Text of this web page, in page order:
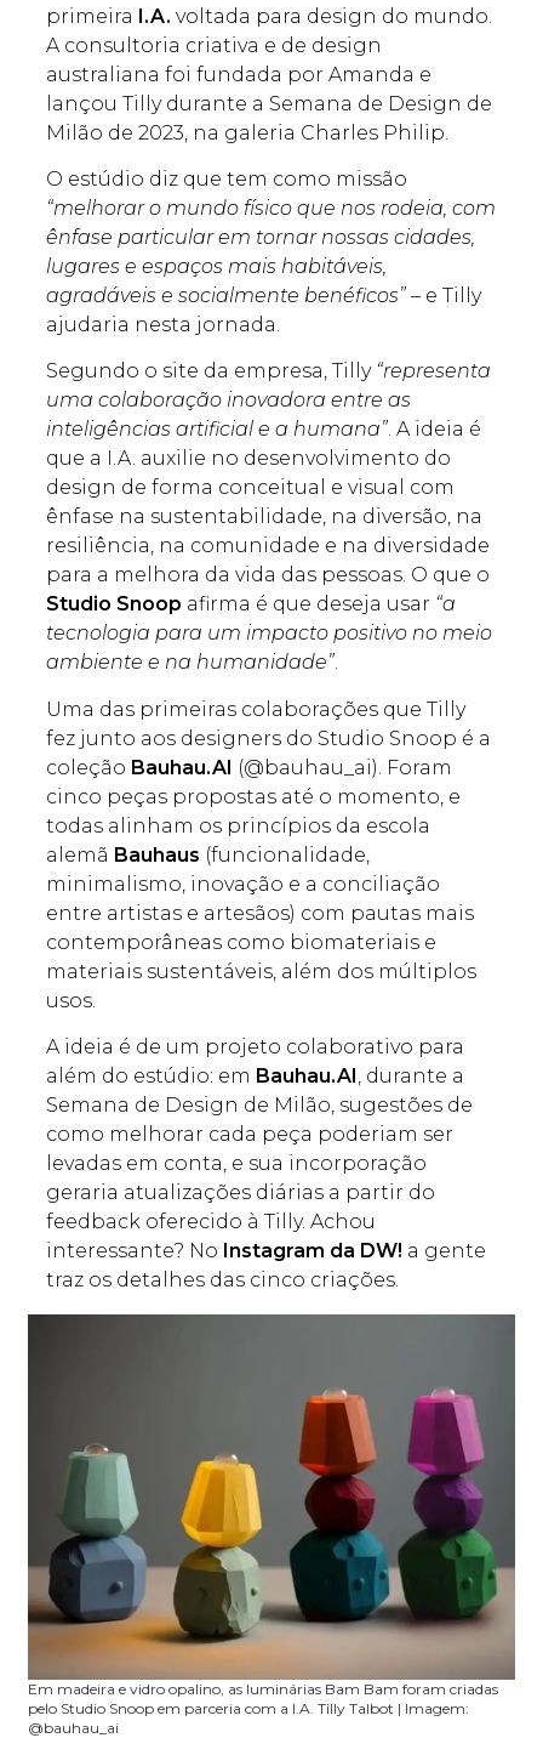
primeira I.A. voltada para design do mundo.
A consultoria criativa e de design
australiana foi fundada por Amanda e
lançou Tilly durante a Semana de Design de
Milão de 2023, na galeria Charles Philip.
O estúdio diz que tem como missão
“melhorar o mundo físico que nos rodeia, com
ênfase particular em tornar nossas cidades,
lugares e espaços mais habitáveis,
agradáveis e socialmente benéficos” – e Tilly
ajudaria nesta jornada.
Segundo o site da empresa, Tilly “representa
uma colaboração inovadora entre as
inteligências artificial e a humana”. A ideia é
que a I.A. auxilie no desenvolvimento do
design de forma conceitual e visual com
ênfase na sustentabilidade, na diversão, na
resiliência, na comunidade e na diversidade
para a melhora da vida das pessoas. O que o
Studio Snoop afirma é que deseja usar “a
tecnologia para um impacto positivo no meio
ambiente e na humanidade”.
Uma das primeiras colaborações que Tilly
fez junto aos designers do Studio Snoop é a
coleção Bauhau.AI (@bauhau_ai). Foram
cinco peças propostas até o momento, e
todas alinham os princípios da escola
alemã Bauhaus (funcionalidade,
minimalismo, inovação e a conciliação
entre artistas e artesãos) com pautas mais
contemporâneas como biomateriais e
materiais sustentáveis, além dos múltiplos
usos.
A ideia é de um projeto colaborativo para
além do estúdio: em Bauhau.AI, durante a
Semana de Design de Milão, sugestões de
como melhorar cada peça poderiam ser
levadas em conta, e sua incorporação
geraria atualizações diárias a partir do
feedback oferecido à Tilly. Achou
interessante? No Instagram da DW! a gente
traz os detalhes das cinco criações.
Em madeira e vidro opalino, as luminárias Bam Bam foram criadas
pelo Studio Snoop em parceria com a I.A. Tilly Talbot | Imagem:
@bauhau_ai